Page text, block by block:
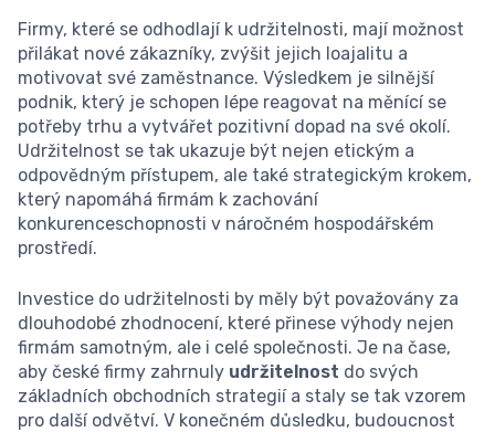
Firmy, které se odhodlají k udržitelnosti, mají možnost
přilákat nové zákazníky, zvýšit jejich loajalitu a
motivovat své zaměstnance. Výsledkem je silnější
podnik, který je schopen lépe reagovat na měnící se
potřeby trhu a vytvářet pozitivní dopad na své okolí.
Udržitelnost se tak ukazuje být nejen etickým a
odpovědným přístupem, ale také strategickým krokem,
který napomáhá firmám k zachování
konkurenceschopnosti v náročném hospodářském
prostředí.
Investice do udržitelnosti by měly být považovány za
dlouhodobé zhodnocení, které přinese výhody nejen
firmám samotným, ale i celé společnosti. Je na čase,
aby české firmy zahrnuly udržitelnost do svých
základních obchodních strategií a staly se tak vzorem
pro další odvětví. V konečném důsledku, budoucnost